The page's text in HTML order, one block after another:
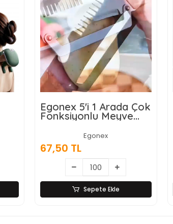
Egonex 5'i 1 Arada Çok
Fonksiyonlu Meyve
Sebze Soyacağı,
Jülyen Dilimleyici ve
Şişe Açacağı – Ahşap
Saplı Paslanmaz Çelik
Egonex
67,50 TL
Sepete Ekle